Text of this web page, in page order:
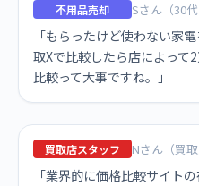
不用品売却 Sさん（30代
「もらったけど使わない家
取Xで比較したら店によって
比較って大事ですね。」
買取店スタッフ Nさん（買取
「業界的に価格比較サイト